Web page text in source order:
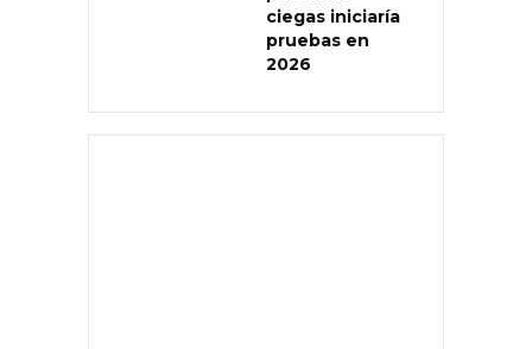
ciegas iniciaría
pruebas en
2026